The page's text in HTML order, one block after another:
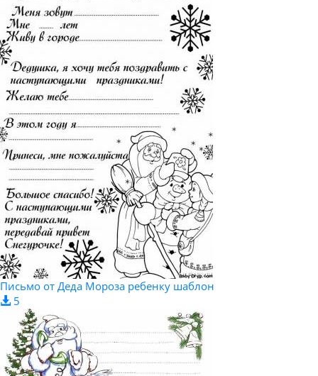
Письмо от Деда Мороза ребенку шаблон
5